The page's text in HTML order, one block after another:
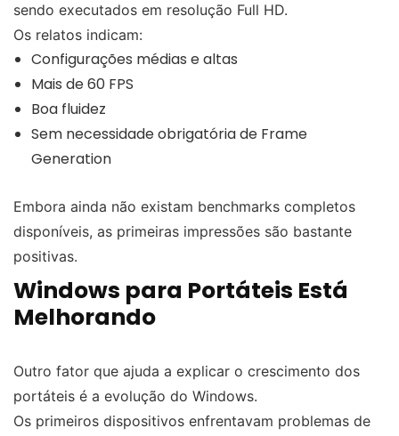
sendo executados em resolução Full HD.
Os relatos indicam:
Configurações médias e altas
Mais de 60 FPS
Boa fluidez
Sem necessidade obrigatória de Frame
Generation
Embora ainda não existam benchmarks completos
disponíveis, as primeiras impressões são bastante
positivas.
Windows para Portáteis Está
Melhorando
Outro fator que ajuda a explicar o crescimento dos
portáteis é a evolução do Windows.
Os primeiros dispositivos enfrentavam problemas de